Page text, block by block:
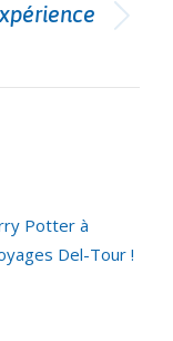
Potter à
Del-Tour !